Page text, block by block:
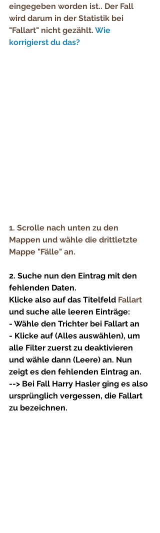
eingegeben worden ist.. Der Fall
wird darum in der Statistik bei
"Fallart" nicht gezählt. Wie
korrigierst du das?
1. Scrolle nach unten zu den
Mappen und wähle die drittletzte
Mappe "Fälle" an.
2. Suche nun den Eintrag mit den
fehlenden Daten.
Klicke also auf das Titelfeld Fallart
und suche alle leeren Einträge:
- Wähle den Trichter bei Fallart an
- Klicke auf (Alles auswählen), um
alle Filter zuerst zu deaktivieren
und wähle dann (Leere) an. Nun
zeigt es den fehlenden Eintrag an.
--> Bei Fall Harry Hasler ging es also
ursprünglich vergessen, die Fallart
zu bezeichnen.